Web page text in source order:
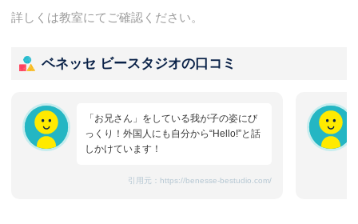
詳しくは教室にてご確認ください。
ベネッセ ビースタジオの口コミ
「お兄さん」をしている我が子の姿にび
っくり！外国人にも自分から“Hello!”と話
しかけています！
引用元： https://benesse-bestudio.com/